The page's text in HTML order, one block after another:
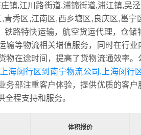
镇,江川路街道,浦锦街道,浦江镇,吴
秀区,江南区,西乡塘区,良庆区,邕宁
路特快运输，航空货运代理，仓
输等物流相关增值服务，同时在行
物在途时间，提高了货物流通效率
上海闵行区到南宁物流公司,上海闵行
务部注重客户体验，提供优质的客
程支持和服务。
体积报价